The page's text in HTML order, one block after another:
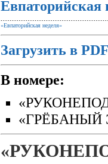
Евпаторийская
«Евпаторийская неделя»
Загрузить в
В номере:
«ГРЁБАНЫЙ